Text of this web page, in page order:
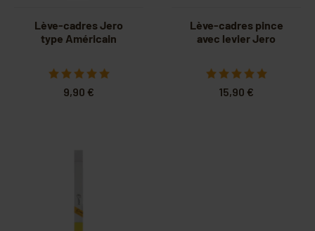
Lève-cadres Jero
type Américain
9,90 €
Lève-cadres pince
avec levier Jero
15,90 €